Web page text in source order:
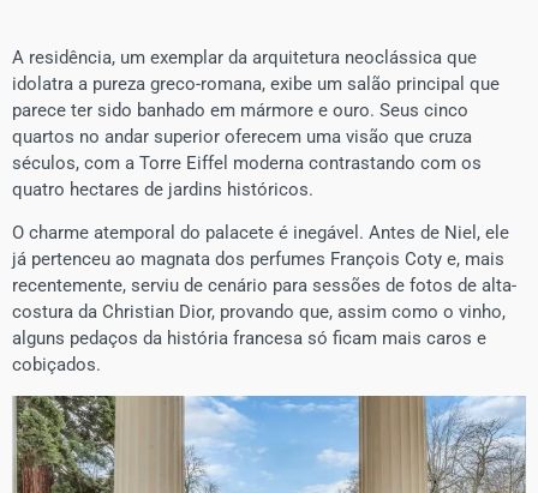
A residência, um exemplar da arquitetura neoclássica que
idolatra a pureza greco-romana, exibe um salão principal que
parece ter sido banhado em mármore e ouro. Seus cinco
quartos no andar superior oferecem uma visão que cruza
séculos, com a Torre Eiffel moderna contrastando com os
quatro hectares de jardins históricos.
​O charme atemporal do palacete é inegável. Antes de Niel, ele
já pertenceu ao magnata dos perfumes François Coty e, mais
recentemente, serviu de cenário para sessões de fotos de alta-
costura da Christian Dior, provando que, assim como o vinho,
alguns pedaços da história francesa só ficam mais caros e
cobiçados.